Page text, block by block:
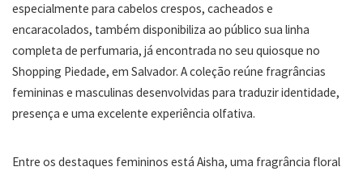
especialmente para cabelos crespos, cacheados e
encaracolados, também disponibiliza ao público sua linha
completa de perfumaria, já encontrada no seu quiosque no
Shopping Piedade, em Salvador. A coleção reúne fragrâncias
femininas e masculinas desenvolvidas para traduzir identidade,
presença e uma excelente experiência olfativa.
Entre os destaques femininos está Aisha, uma fragrância floral